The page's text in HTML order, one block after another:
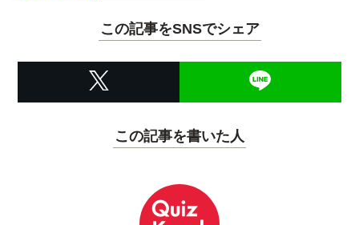
この記事をSNSでシェア
この記事を書いた人